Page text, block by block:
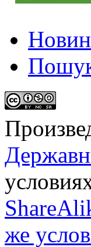
же